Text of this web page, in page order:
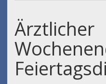
Ärztlicher